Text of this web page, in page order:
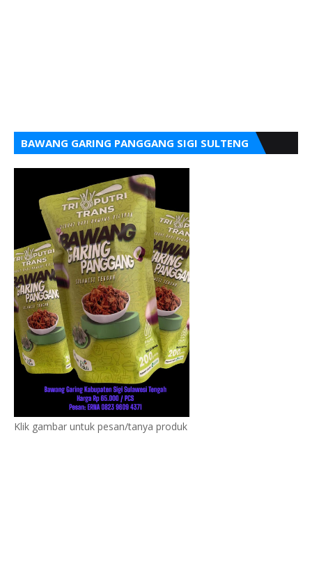
BAWANG GARING PANGGANG SIGI SULTENG
Klik gambar untuk pesan/tanya produk